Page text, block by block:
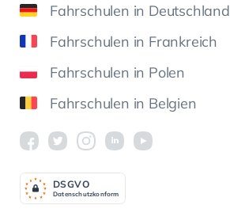
Fahrschulen in Deutschland
Fahrschulen in Frankreich
Fahrschulen in Polen
Fahrschulen in Belgien
Datenschutzkonform
DSGVO